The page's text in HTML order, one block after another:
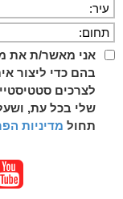
אני מאשר/ת את
בהם כדי ליצור
לצרכים
שלי בכל עת,
תחול מדיניות